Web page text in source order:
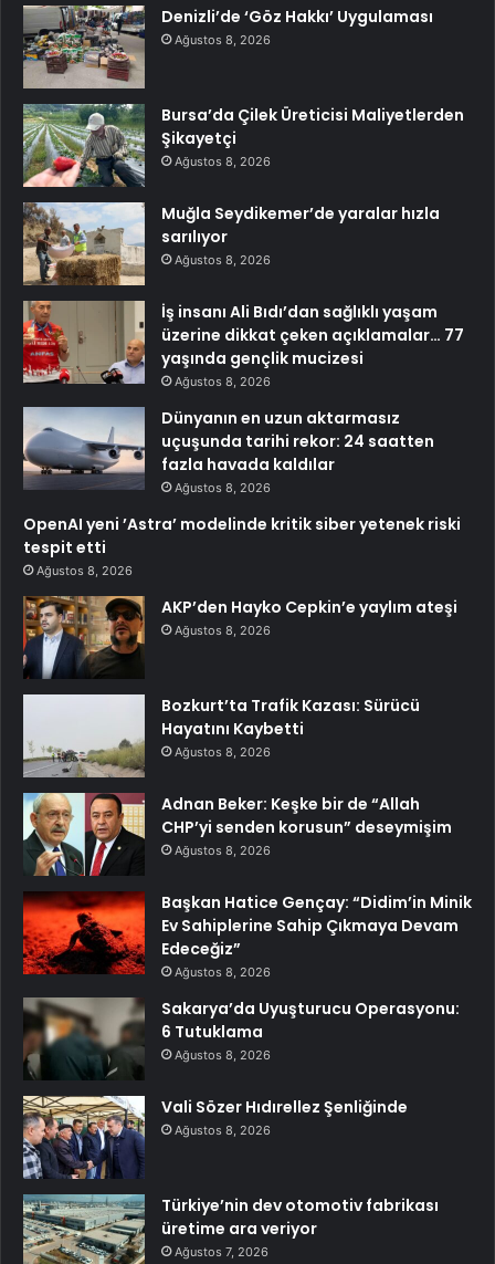
Denizli’de ‘Göz Hakkı’ Uygulaması
Ağustos 8, 2026
Bursa’da Çilek Üreticisi Maliyetlerden
Şikayetçi
Ağustos 8, 2026
Muğla Seydikemer’de yaralar hızla
sarılıyor
Ağustos 8, 2026
İş insanı Ali Bıdı’dan sağlıklı yaşam
üzerine dikkat çeken açıklamalar… 77
yaşında gençlik mucizesi
Ağustos 8, 2026
Dünyanın en uzun aktarmasız
uçuşunda tarihi rekor: 24 saatten
fazla havada kaldılar
Ağustos 8, 2026
OpenAI yeni ’Astra’ modelinde kritik siber yetenek riski
tespit etti
Ağustos 8, 2026
AKP’den Hayko Cepkin’e yaylım ateşi
Ağustos 8, 2026
Bozkurt’ta Trafik Kazası: Sürücü
Hayatını Kaybetti
Ağustos 8, 2026
Adnan Beker: Keşke bir de “Allah
CHP’yi senden korusun” deseymişim
Ağustos 8, 2026
Başkan Hatice Gençay: “Didim’in Minik
Ev Sahiplerine Sahip Çıkmaya Devam
Edeceğiz”
Ağustos 8, 2026
Sakarya’da Uyuşturucu Operasyonu:
6 Tutuklama
Ağustos 8, 2026
Vali Sözer Hıdırellez Şenliğinde
Ağustos 8, 2026
Türkiye’nin dev otomotiv fabrikası
üretime ara veriyor
Ağustos 7, 2026